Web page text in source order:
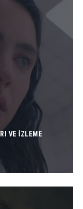
VE İZLEME